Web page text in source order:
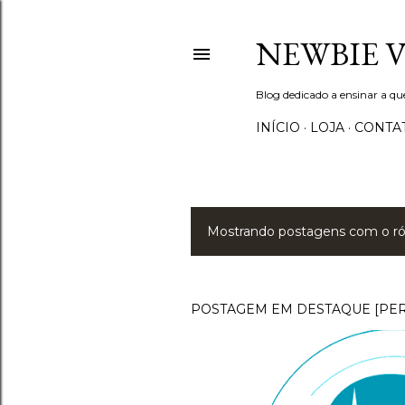
NEWBIE
Blog dedicado a ensinar a
INÍCIO LOJA
P
s
Mostrando postagens com o
POSTAGEM EM DESTAQUE